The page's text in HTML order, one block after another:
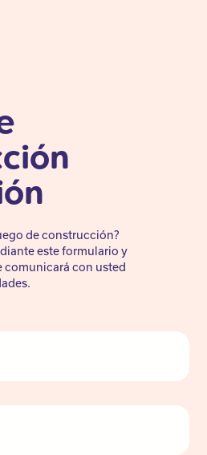
de construcción?
este formulario y
comunicará con usted